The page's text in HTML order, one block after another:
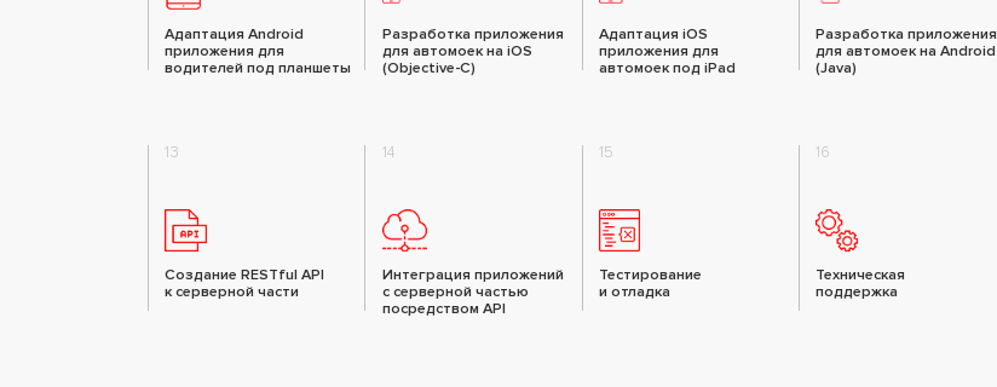
Адаптация Android
приложения для
водителей под планшеты
Разработка приложения
для автомоек на iOS
(Objective-C)
Адаптация iOS
приложения для
автомоек под iPad
Разработка приложения
для автомоек на Android
(Java)
13
Создание RESTful API
к серверной части
14
Интеграция приложений
с серверной частью
посредством API
15
Тестирование
и отладка
16
Техническая
поддержка